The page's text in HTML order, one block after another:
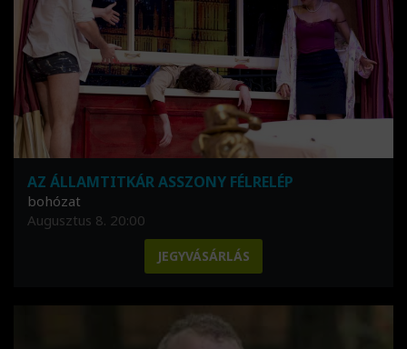
AZ ÁLLAMTITKÁR ASSZONY FÉLRELÉP
bohózat
Augusztus 8. 20:00
JEGYVÁSÁRLÁS